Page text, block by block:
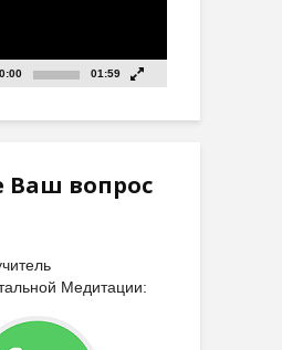
01:59
Ваш вопрос
Медитации: